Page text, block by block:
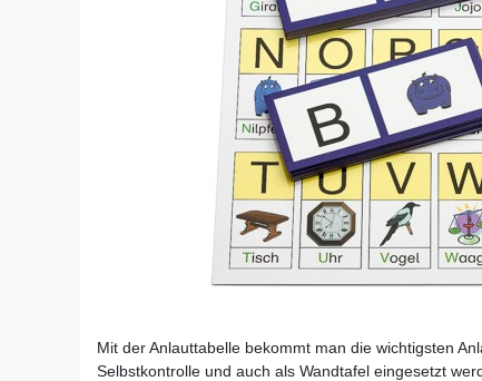
Mit der Anlauttabelle bekommt man die wichtigsten
Selbstkontrolle und auch als Wandtafel eingesetzt